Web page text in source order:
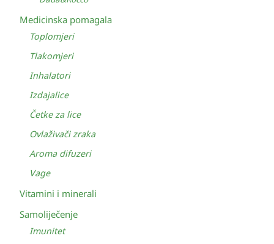
Medicinska pomagala
Toplomjeri
Tlakomjeri
Inhalatori
Izdajalice
Četke za lice
Ovlaživači zraka
Aroma difuzeri
Vage
Vitamini i minerali
Samoliječenje
Imunitet